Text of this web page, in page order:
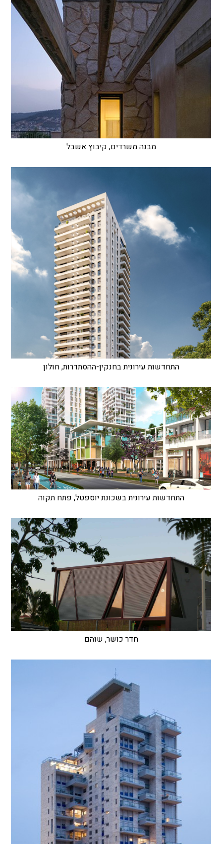
מבנה משרדים, קיבוץ אשבל
התחדשות עירונית בחנקין-ההסתדרות, חולון
התחדשות עירונית בשכונת יוספטל, פתח תקוה
חדר כושר, שוהם